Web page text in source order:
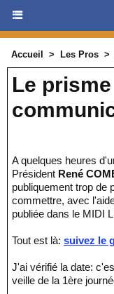
Accueil > Les Pros >
Le
A quelques heures d'un match qui s'annonce crucial, le
Président René
publiquement trop de
commettre, avec
publiée dans le MIDI
Tout est là: suivez le
J'ai vérifié la date:
veille de la 1ère